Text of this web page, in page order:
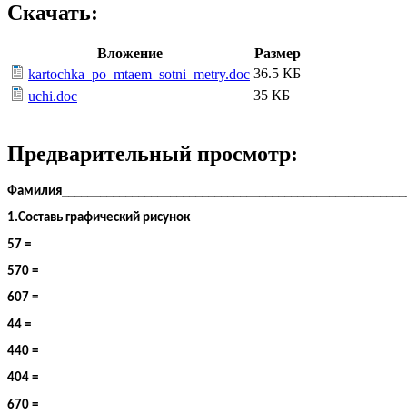
Скачать:
Вложение
Размер
kartochka_po_mtaem_sotni_metry.doc 36.5 КБ
uchi.doc
35 КБ
Предварительный просмотр:
1.Составь графический рисунок
57 =
570 =
607 =
44 =
440 =
404 =
670 =